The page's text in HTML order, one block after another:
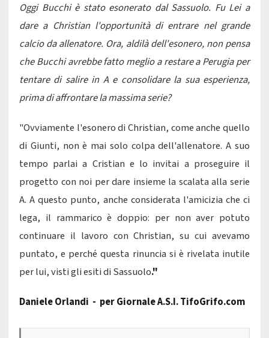
Oggi Bucchi è stato esonerato dal Sassuolo. Fu Lei a
dare a Christian l'opportunità di entrare nel grande
calcio da allenatore. Ora, aldilà dell'esonero, non pensa
che Bucchi avrebbe fatto meglio a restare a Perugia per
tentare di salire in A e consolidare la sua esperienza,
prima di affrontare la massima serie?
"Ovviamente l'esonero di Christian, come anche quello
di Giunti, non è mai solo colpa dell'allenatore. A suo
tempo parlai a Cristian e lo invitai a proseguire il
progetto con noi per dare insieme la scalata alla serie
A. A questo punto, anche considerata l'amicizia che ci
lega, il rammarico è doppio: per non aver potuto
continuare il lavoro con Christian, su cui avevamo
puntato, e perché questa rinuncia si è rivelata inutile
per lui, visti gli esiti di Sassuolo."
Daniele Orlandi - per Giornale A.S.I. TifoGrifo.com